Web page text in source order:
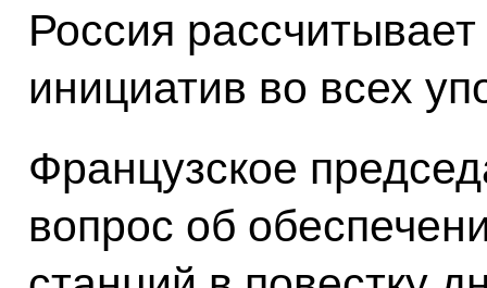
Россия
инициатив во всех
Французское
вопрос об